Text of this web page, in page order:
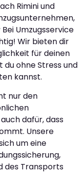
Rimini und
Umzugsservice
Wir bieten dir
für deinen
du ohne Stress und
kannst.
nur den
dafür, dass
Unsere
um eine
des Transports